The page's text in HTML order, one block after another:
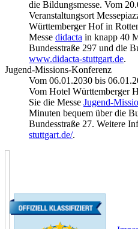
die Bildungsmesse. Vom
Veranstaltungsort
Württemberger Hof in
Messe didacta in knapp 40
Bundesstraße 297 und die
www.didacta-stuttgart.de.
Jugend-Missions-Konferenz
Vom 06.01.2030 bis
Vom Hotel Württemberger
Sie die Messe Jugend-
Minuten bequem über die
Bundesstraße 27. Weitere
stuttgart.de/.